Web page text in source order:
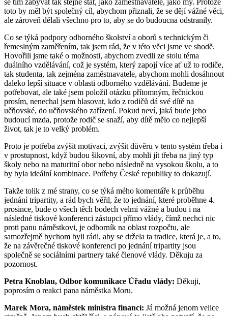
toto by měl být společný cíl, abychom přiznali, že se dějí vážné věci,
ale zároveň dělali všechno pro to, aby se do budoucna odstranily.
Co se týká podpory odborného školství a oborů s technickým či
řemeslným zaměřením, tak jsem rád, že v této věci jsme ve shodě.
Hovořili jsme také o možnosti, abychom zvedli ze stolu téma
duálního vzdělávání, což je systém, který zapojí více ať už to rodiče,
tak studenta, tak zejména zaměstnavatele, abychom mohli dosáhnout
daleko lepší situace v oblasti odborného vzdělávání. Budeme je
potřebovat, ale také jsem položil otázku přítomným, řečnickou
prosím, nenechal jsem hlasovat, kdo z rodičů dá své dítě na
učňovské, do učňovského zařízení. Pokud neví, jaká bude jeho
budoucí mzda, protože rodič se snaží, aby dítě mělo co nejlepší
život, tak je to velký problém.
Proto je potřeba zvýšit motivaci, zvýšit důvěru v tento systém třeba i
v prostupnost, když budou šikovní, aby mohli jít třeba na jiný typ
školy nebo na maturitní obor nebo následně na vysokou školu, a to
by byla ideální kombinace. Potřeby České republiky to dokazují.
Takže tolik z mé strany, co se týká mého komentáře k průběhu
jednání tripartity, a rád bych věřil, že to jednání, které proběhne 4.
prosince, bude o všech těch bodech velmi vážné a budou i na
následné tiskové konferenci zástupci přímo vlády, čímž nechci nic
proti panu náměstkovi, je odborník na oblast rozpočtu, ale
samozřejmě bychom byli rádi, aby se držela ta tradice, která je, a to,
že na závěrečné tiskové konferenci po jednání tripartity jsou
společně se sociálními partnery také členové vlády. Děkuju za
pozornost.
Petra Knoblau, Odbor komunikace Úřadu vlády: Děkuji,
poprosím o reakci pana náměstka Moru.
Marek Mora, náměstek ministra financí: Já možná jenom velice